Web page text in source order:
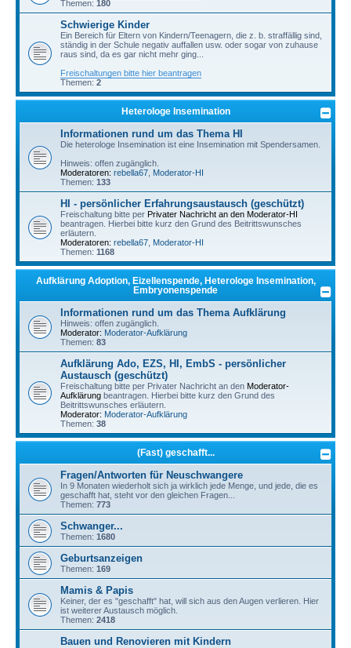
Themen: 180
Schwierige Kinder
Ein Bereich für Eltern von Kindern/Teenagern, die z. b. straffällig sind,
ständig in der Schule negativ auffallen usw. oder sogar von zuhause
raus sind, da es gar nicht mehr ging...
Freischaltungen bitte hier beantragen
Themen: 2
Heterologe Insemination
Informationen rund um das Thema HI
Die heterologe Insemination ist eine Insemination mit Spendersamen.
Hinweis: offen zugänglich.
Moderatoren: rebella67 Moderator-HI
Themen: 133
HI - persönlicher Erfahrungsaustausch (geschützt)
Freischaltung bitte per Privater Nachricht an den Moderator-HI
beantragen. Hierbei bitte kurz den Grund des Beitrittswunsches
erläutern.
Moderatoren: rebella67 Moderator-HI
Themen: 1168
Aufklärung Adoption, Eizellenspende, Heterologe Insemination,
Embryonenspende
Informationen rund um das Thema Aufklärung
Hinweis: offen zugänglich.
Moderator: Moderator-Aufklärung
Themen: 83
Aufklärung Ado, EZS, HI, EmbS - persönlicher
Austausch (geschützt)
Freischaltung bitte per Privater Nachricht an den Moderator-
Aufklärung beantragen. Hierbei bitte kurz den Grund des
Beitrittswunsches erläutern.
Moderator: Moderator-Aufklärung
Themen: 38
(Fast) geschafft...
Fragen/Antworten für Neuschwangere
In 9 Monaten wiederholt sich ja wirklich jede Menge, und jede, die es
geschafft hat, steht vor den gleichen Fragen...
Themen: 773
Schwanger...
Themen: 1680
Geburtsanzeigen
Themen: 169
Mamis & Papis
Keiner, der es "geschafft" hat, will sich aus den Augen verlieren. Hier
ist weiterer Austausch möglich.
Themen: 2418
Bauen und Renovieren mit Kindern